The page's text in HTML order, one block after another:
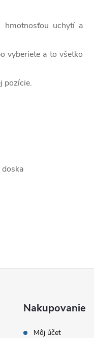
hmotnosťou uchytí a
vyberiete a to všetko
pozície.
Nakupovanie
Môj účet